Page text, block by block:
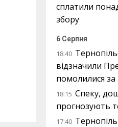
сплатили
збору
6 Серпня
18:40
відзначили
помолилися за
18:15 Спеку,
прогнозують
17:40